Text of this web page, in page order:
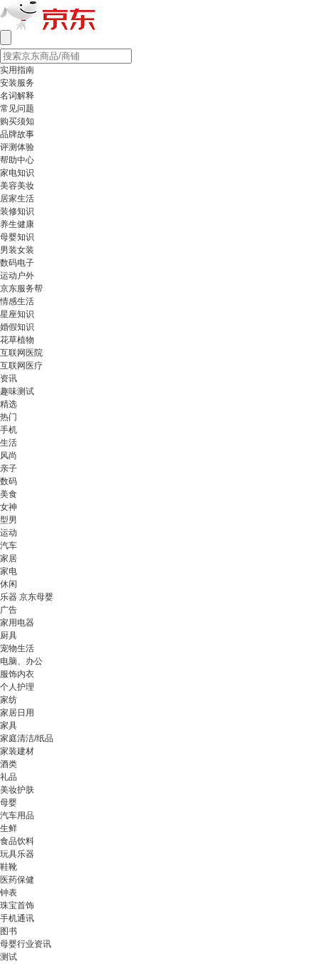
实用指南
安装服务
名词解释
常见问题
购买须知
品牌故事
评测体验
帮助中心
家电知识
美容美妆
居家生活
装修知识
养生健康
母婴知识
男装女装
数码电子
运动户外
京东服务帮
情感生活
星座知识
婚假知识
花草植物
互联网医院
互联网医疗
资讯
趣味测试
精选
热门
手机
生活
风尚
亲子
数码
美食
女神
型男
运动
汽车
家居
家电
休闲
乐器 京东母婴
广告
家用电器
厨具
宠物生活
电脑、办公
服饰内衣
个人护理
家纺
家居日用
家具
家庭清洁/纸品
家装建材
酒类
礼品
美妆护肤
母婴
汽车用品
生鲜
食品饮料
玩具乐器
鞋靴
医药保健
钟表
珠宝首饰
手机通讯
图书
母婴行业资讯
测试